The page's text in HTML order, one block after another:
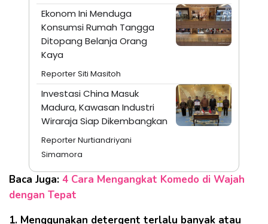
Ekonom Ini Menduga
Konsumsi Rumah Tangga
Ditopang Belanja Orang
Kaya
Reporter Siti Masitoh
Investasi China Masuk
Madura, Kawasan Industri
Wiraraja Siap Dikembangkan
Reporter Nurtiandriyani
Simamora
Baca Juga: 4 Cara Mengangkat Komedo di Wajah
dengan Tepat
1. Menggunakan detergent terlalu banyak atau